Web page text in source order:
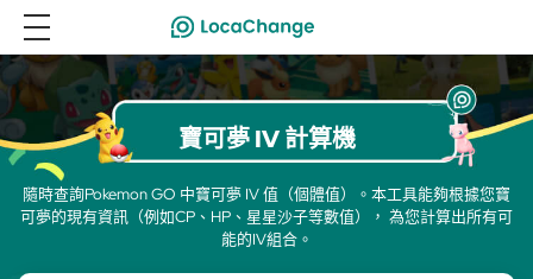
寶可夢 IV 計算機
隨時查詢Pokemon GO 中寶可夢 IV 值（個體值）。本工具能夠根據您寶
可夢的現有資訊（例如CP、HP、星星沙子等數值）， 為您計算出所有可
能的IV組合。